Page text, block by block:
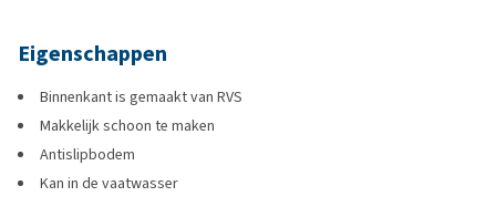
Eigenschappen
Binnenkant is gemaakt van RVS
Makkelijk schoon te maken
Antislipbodem
Kan in de vaatwasser